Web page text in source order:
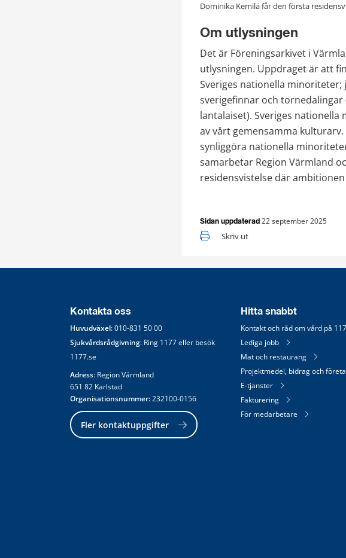
Dominika Kemilä får den första
Om utlysningen
Det är Föreningsarkivet i
utlysningen. Uppdraget är att
Sveriges nationella
sverigefinnar och
lantalaiset). Sveriges
av vårt gemensamma
synliggöra nationella
samarbetar Region Värmland
residensvistelse där
Sidan uppdaterad 22 september 2025
Skriv ut
Kontakta oss
Huvudväxel: 010-831 50 00
Sjukvårdsrådgivning: Ring 1177 eller besök
1177.se
Adress: Region Värmland
651 82 Karlstad
Organisationsnummer: 232100-0156
Fler kontaktuppgifter
Hitta snabbt
Kontakt och råd om vård på
Lediga jobb
Mat och restaurang
Projektmedel, bidrag och
E-tjänster
Fakturering
För medarbetare